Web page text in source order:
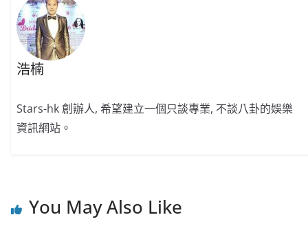
浩楠
Stars-hk 創辦人, 希望建立一個只談專業, 不談八卦的娛樂
資訊網站。
You May Also Like